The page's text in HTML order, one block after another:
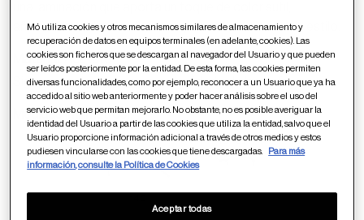
añadiendoun detalle distintivo para el uso diario con estilo.
Material:Acetato
Sigue estosconsejospara el cuidado de las gafas
Medidas (milímetros):
16 51
Mó utiliza cookies y otros mecanismos similares de almacenamiento y
recuperación de datos en equipos terminales (en adelante, cookies). Las
cookies son ficheros que se descargan al navegador del Usuario y que pueden
ser leídos posteriormente por la entidad. De esta forma, las cookies permiten
diversas funcionalidades, como por ejemplo, reconocer a un Usuario que ya ha
accedido al sitio web anteriormente y poder hacer análisis sobre el uso del
servicio web que permitan mejorarlo. No obstante, no es posible averiguar la
identidad del Usuario a partir de las cookies que utiliza la entidad, salvo que el
Usuario proporcione información adicional a través de otros medios y estos
pudiesen vincularse con las cookies que tiene descargadas.
Para más
información, consulte la Política de Cookies
Aceptar todas